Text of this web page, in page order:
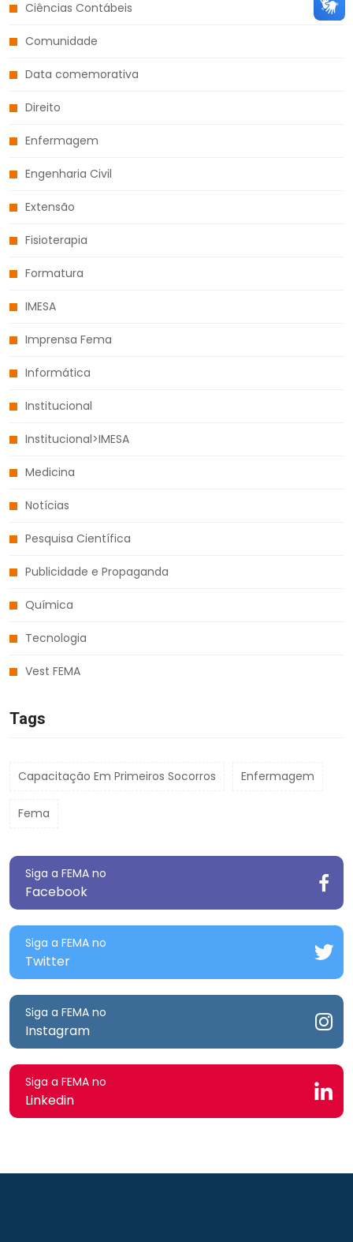
Ciências Contábeis
Comunidade
Data comemorativa
Direito
Enfermagem
Engenharia Civil
Extensão
Fisioterapia
Formatura
IMESA
Imprensa Fema
Informática
Institucional
Institucional>IMESA
Medicina
Notícias
Pesquisa Científica
Publicidade e Propaganda
Química
Tecnologia
Vest FEMA
Tags
Capacitação Em Primeiros Socorros Enfermagem
Fema
Siga a FEMA no
Facebook
Siga a FEMA no
Twitter
Siga a FEMA no
Instagram
Siga a FEMA no
Linkedin